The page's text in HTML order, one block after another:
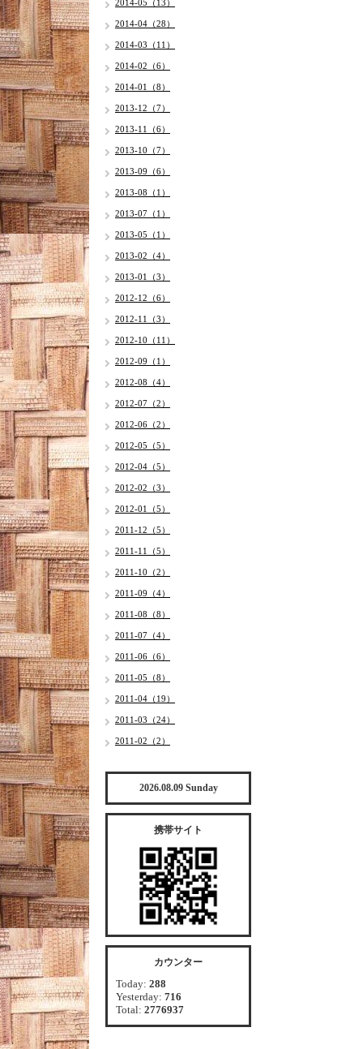
2014-05（13）
2014-04（28）
2014-03（11）
2014-02（6）
2014-01（8）
2013-12（7）
2013-11（6）
2013-10（7）
2013-09（6）
2013-08（1）
2013-07（1）
2013-05（1）
2013-02（4）
2013-01（3）
2012-12（6）
2012-11（3）
2012-10（11）
2012-09（1）
2012-08（4）
2012-07（2）
2012-06（2）
2012-05（5）
2012-04（5）
2012-02（3）
2012-01（5）
2011-12（5）
2011-11（5）
2011-10（2）
2011-09（4）
2011-08（8）
2011-07（4）
2011-06（6）
2011-05（8）
2011-04（19）
2011-03（24）
2011-02（2）
2026.08.09 Sunday
携帯サイト
カウンター
Today: 288
Yesterday: 716
Total: 2776937